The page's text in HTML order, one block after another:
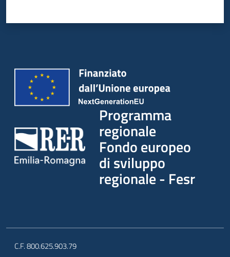
Programma
regionale
Fondo europeo
di sviluppo
regionale - Fesr
C.F. 800.625.903.79